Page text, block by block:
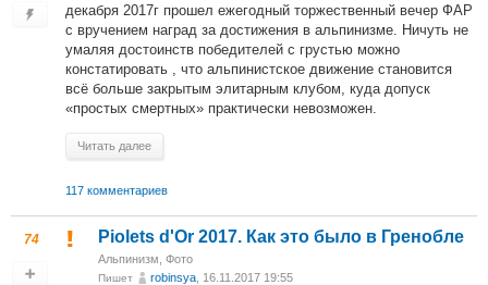
декабря 2017г прошел ежегодный торжественный вечер ФАР
с вручением наград за достижения в альпинизме. Ничуть не
умаляя достоинств победителей с грустью можно
констатировать , что альпинистское движение становится
всё больше закрытым элитарным клубом, куда допуск
«простых смертных» практически невозможен.
Читать далее
117 комментариев
74 Piolets d'Or 2017. Как это было в Гренобле
Альпинизм Фото
Пишет robinsya , 16.11.2017 19:55